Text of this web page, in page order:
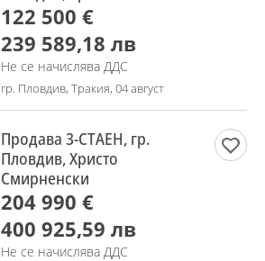
122 500 €
239 589,18 лв
Не се начислява ДДС
гр. Пловдив, Тракия, 04 август
Продава 3-СТАЕН, гр.
Пловдив, Христо
Смирненски
204 990 €
400 925,59 лв
Не се начислява ДДС